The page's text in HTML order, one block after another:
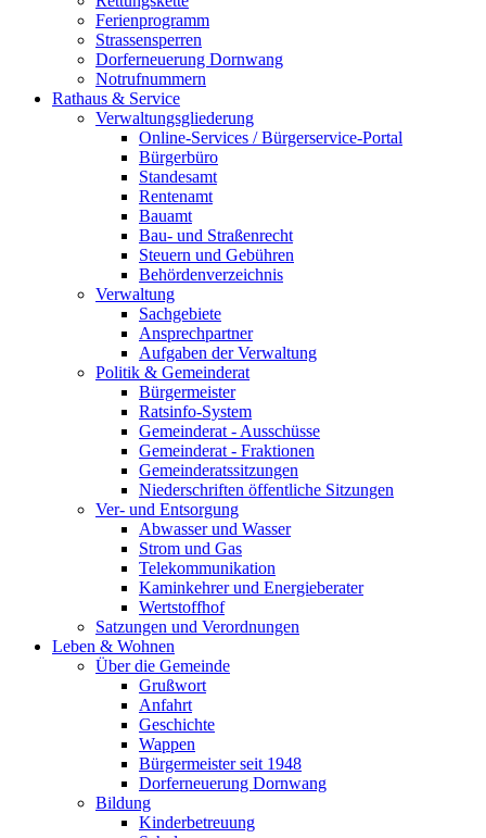
Ferienprogramm
Strassensperren
Dorferneuerung Dornwang
Notrufnummern
Rathaus & Service
Verwaltungsgliederung
Online-Services / Bürgerservice-Portal
Bürgerbüro
Standesamt
Rentenamt
Bauamt
Bau- und Straßenrecht
Steuern und Gebühren
Behördenverzeichnis
Verwaltung
Sachgebiete
Ansprechpartner
Aufgaben der Verwaltung
Politik & Gemeinderat
Bürgermeister
Ratsinfo-System
Gemeinderat - Ausschüsse
Gemeinderat - Fraktionen
Gemeinderatssitzungen
Niederschriften öffentliche Sitzungen
Ver- und Entsorgung
Abwasser und Wasser
Strom und Gas
Telekommunikation
Kaminkehrer und Energieberater
Wertstoffhof
Satzungen und Verordnungen
Leben & Wohnen
Über die Gemeinde
Grußwort
Anfahrt
Geschichte
Wappen
Bürgermeister seit 1948
Dorferneuerung Dornwang
Bildung
Kinderbetreuung